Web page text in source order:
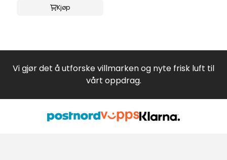
Kjøp
Vi gjør det å utforske villmarken og nyte frisk luft til
vårt oppdrag.